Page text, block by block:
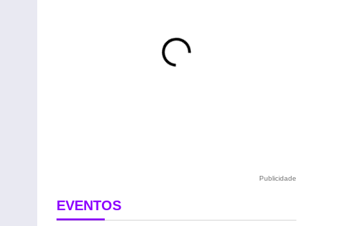
Publicidade
EVENTOS